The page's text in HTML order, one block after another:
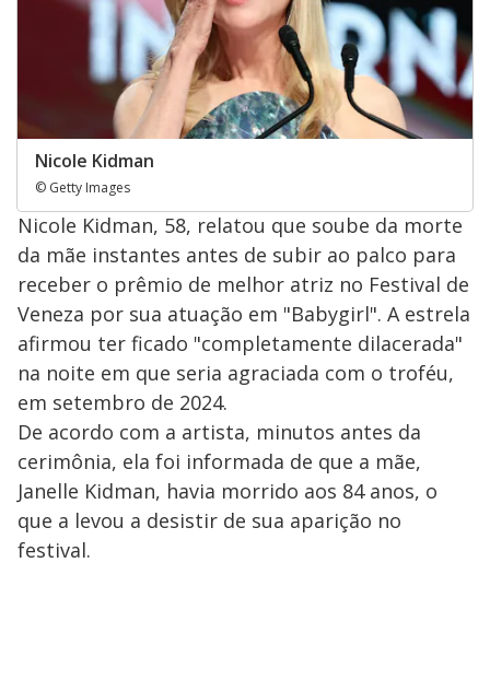
Nicole Kidman
© Getty Images
Nicole Kidman, 58, relatou que soube da morte
da mãe instantes antes de subir ao palco para
receber o prêmio de melhor atriz no Festival de
Veneza por sua atuação em "Babygirl". A estrela
afirmou ter ficado "completamente dilacerada"
na noite em que seria agraciada com o troféu,
em setembro de 2024.
De acordo com a artista, minutos antes da
cerimônia, ela foi informada de que a mãe,
Janelle Kidman, havia morrido aos 84 anos, o
que a levou a desistir de sua aparição no
festival.